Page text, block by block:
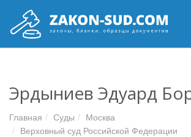
Эрдыниев Эдуард
Главная Суды
Москва
Верховный суд Российской Федерации